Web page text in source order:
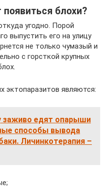
блохи?
угодно. Порой
выпустить его на улицу
не только чумазый и
с горсткой крупных
эктопаразитов являются:
заживо едят опарыши
способы вывода
Личинкотерапия –